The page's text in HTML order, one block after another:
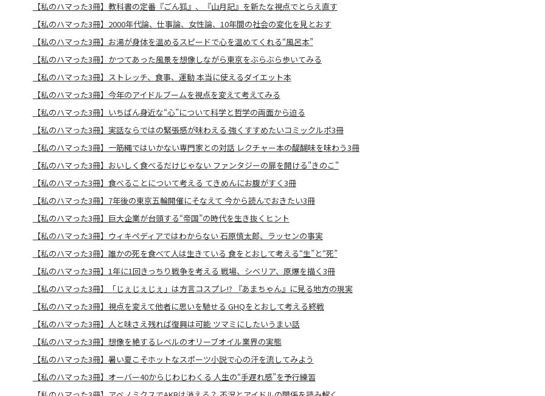
【私のハマった3冊】教科書の定番『ごん狐』、『山月記』を新たな視点でとらえ直す
【私のハマった3冊】2000年代論、仕事論、女性論、10年間の社会の変化を見とおす
【私のハマった3冊】お湯が身体を温めるスピードで心を温めてくれる“風呂本”
【私のハマった3冊】かつてあった風景を想像しながら東京をぶらぶら歩いてみる
【私のハマった3冊】ストレッチ、食事、運動 本当に使えるダイエット本
【私のハマった3冊】今年のアイドルブームを視点を変えて考えてみる
【私のハマった3冊】いちばん身近な“心”について科学と哲学の両面から迫る
【私のハマった3冊】実話ならではの緊張感が味わえる 強くすすめたいコミックルポ3冊
【私のハマった3冊】一筋縄ではいかない専門家との対話 レクチャー本の醍醐味を味わう3冊
【私のハマった3冊】おいしく食べるだけじゃない ファンタジーの扉を開ける"きのこ"
【私のハマった3冊】食べることについて考える てきめんにお腹がすく3冊
【私のハマった3冊】7年後の東京五輪開催にそなえて 今から読んでおきたい3冊
【私のハマった3冊】巨大企業が台頭する“帝国”の時代を生き抜くヒント
【私のハマった3冊】ウィキペディアではわからない 石原慎太郎、ラッセンの事実
【私のハマった3冊】誰かの死を食べて人は生きている 食をとおして考える“生”と“死”
【私のハマった3冊】1年に1回きっちり戦争を考える 戦場、シベリア、原爆を描く3冊
【私のハマった3冊】「じぇじぇじぇ」は方言コスプレ!? 『あまちゃん』に見る地方の現実
【私のハマった3冊】視点を変えて他者に思いを馳せる GHQをとおして考える終戦
【私のハマった3冊】人と味さえ残れば復興は可能 ツマミにしたいうまい話
【私のハマった3冊】想像を絶するレベルのオリーブオイル業界の実態
【私のハマった3冊】暑い夏こそホットなスポーツ小説で心の汗を流してみよう
【私のハマった3冊】オーバー40からじわじわくる 人生の“手遅れ感”を予行練習